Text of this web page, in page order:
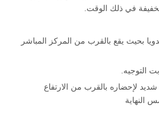
في ذلك الوقت.
بحيث يقع بالقرب من المركز المباشر
لإحضاره بالقرب من الارتفاع
النهاية